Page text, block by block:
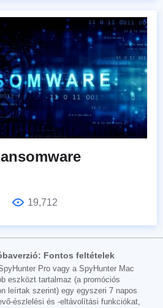
19,712
Fontos feltételek
Pro vagy a SpyHunter Mac
eszközt tartalmaz (a promóciós
leírtak szerint) egy egyszeri 7 napos
észlelési és -eltávolítási funkciókat,